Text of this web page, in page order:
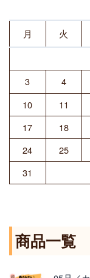
月
火
3
4
10
11
17
18
24
25
31
商品一覧